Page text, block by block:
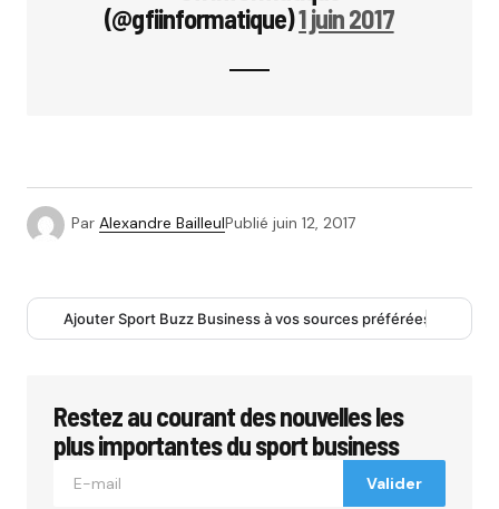
(@gfiinformatique)1 juin 2017
Par Alexandre BailleulPublié juin 12, 2017
Ajouter Sport Buzz Business à vos sources préférées
Restez au courant des nouvelles les
plus importantes du sport business
Valider